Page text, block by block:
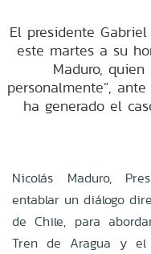
El presidente
este martes a su
Maduro,
personalmente”,
ha generado el
Nicolás Maduro,
entablar un diálogo
de Chile, para
Tren de Aragua y el